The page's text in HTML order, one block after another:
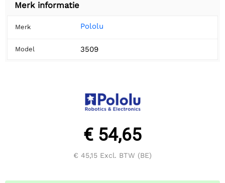
Merk informatie
Merk Pololu
Model 3509
€ 54,65
€ 45,15 Excl. BTW (BE)